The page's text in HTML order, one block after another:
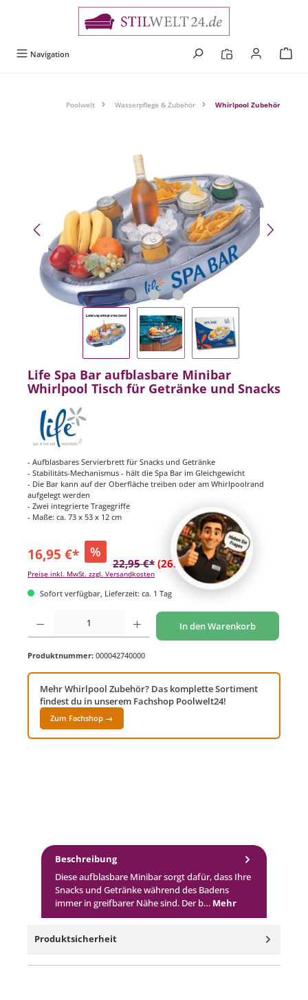
Navigation
Poolwelt Wasserpflege & Zubehör Whirlpool Zubehör
Life Spa Bar aufblasbare Minibar
Whirlpool Tisch für Getränke und Snacks
- Aufblasbares Servierbrett für Snacks und Getränke
- Stabilitäts-Mechanismus - hält die Spa Bar im Gleichgewicht
- Die Bar kann auf der Oberfläche treiben oder am Whirlpoolrand
aufgelegt werden
- Zwei integrierte Tragegriffe
- Maße: ca. 73 x 53 x 12 cm
16,95 €* %
22,95 €* (26.14% gespart)
Preise inkl. MwSt. zzgl. Versandkosten
Sofort verfügbar, Lieferzeit: ca. 1 Tag
Produkt Anzahl: Gib den gewünschten Wert ein oder benutze die Schaltflächen um
In den Warenkorb
Produktnummer: 000042740000
Mehr Whirlpool Zubehör? Das komplette Sortiment
findest du in unserem Fachshop Poolwelt24!
Zum Fachshop →
Beschreibung
Diese aufblasbare Minibar sorgt dafür, dass Ihre
Snacks und Getränke während des Badens
immer in greifbarer Nähe sind. Der b… Mehr
Produktsicherheit